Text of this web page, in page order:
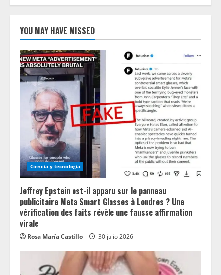
YOU MAY HAVE MISSED
Ciencia y tecnologia
Jeffrey Epstein est-il apparu sur le panneau
publicitaire Meta Smart Glasses à Londres ? Une
vérification des faits révèle une fausse affirmation
virale
Rosa María Castillo 30 julio 2026